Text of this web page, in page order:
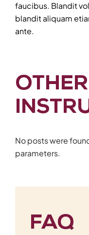
faucibus. Blandit
blandit aliquam
ante.
OTHER
No posts were
parameters.
FAQ